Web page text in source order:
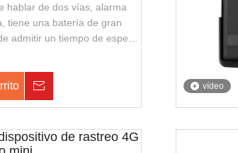
hablar de dos vías, alarma
tiene una batería de gran
admitir un tiempo de espera
de seguridad o policía
vídeo
de rastreo 4G